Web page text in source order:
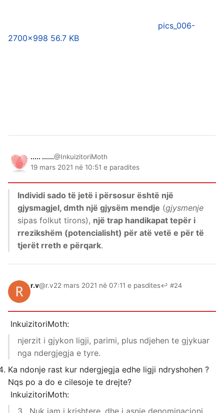
pics_006-
2700×998 56.7 KB
..... ......@InkuizitoriMoth
19 mars 2021 në 10:51 e paradites
Individi sado të jetë i përsosur është një
gjysmagjel, dmth një gjysëm mendje (gjysmenje
sipas folkut tirons), një trap handikapat tepër i
rrezikshëm (potencialisht) për atë vetë e për të
tjerët rreth e përqark.
r.v@r.v22 mars 2021 në 07:11 e pasdites↩ #24
InkuizitoriMoth:
njerzit i gjykon ligji, parimi, plus ndjehen te gjykuar
nga ndergjegja e tyre.
Ka ndonje rast kur ndergjegja edhe ligji ndryshohen ?
Nqs po a do e cilesoje te drejte?
InkuizitoriMoth:
3 . Nuk jam i krishtere, dhe i asnje denominacioni